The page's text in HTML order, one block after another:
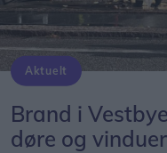
Aktuelt
Brand i
døre og vinduer